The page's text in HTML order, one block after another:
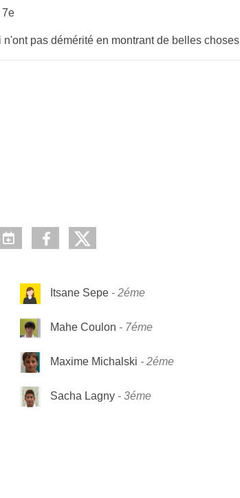
7e
pas démérité en montrant de belles choses
Itsane Sepe 2éme
Mahe Coulon 7éme
Maxime Michalski 2éme
Sacha Lagny 3éme